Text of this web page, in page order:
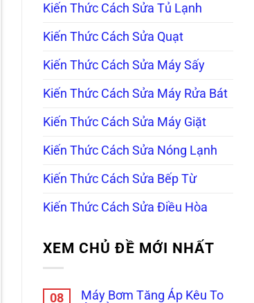
Kiến Thức Cách Sửa Tủ Lạnh
Kiến Thức Cách Sửa Quạt
Kiến Thức Cách Sửa Máy Sấy
Kiến Thức Cách Sửa Máy Rửa Bát
Kiến Thức Cách Sửa Máy Giặt
Kiến Thức Cách Sửa Nóng Lạnh
Kiến Thức Cách Sửa Bếp Từ
Kiến Thức Cách Sửa Điều Hòa
XEM CHỦ ĐỀ MỚI NHẤT
08
Máy Bơm Tăng Áp Kêu To